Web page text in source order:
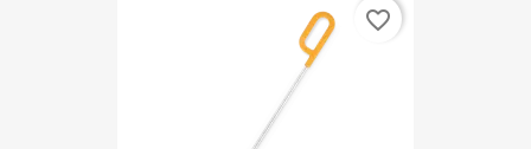
favorite_border